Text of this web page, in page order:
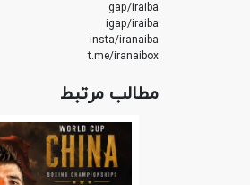
gap/iraiba
igap/iraiba
insta/iranaiba
t.me/iranaibox
مطالب مرتبط